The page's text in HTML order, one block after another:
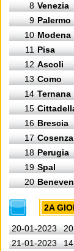
8 Venezia
9 Palermo
10 Modena
11 Pisa
12 Ascoli
13 Como
14 Ternana
15
16 Brescia
17 Cosenza
18 Perugia
19 Spal
20
2A
20-01-2023
21-01-2023